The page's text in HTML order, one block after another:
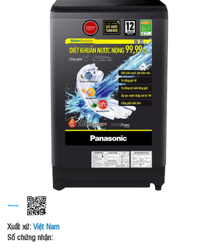
Xuất xứ:Việt Nam
Số chứng nhận: